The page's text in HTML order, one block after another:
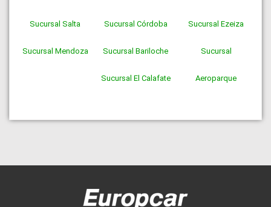
Sucursal Salta
Sucursal Mendoza
Sucursal Córdoba
Sucursal Bariloche
Sucursal El Calafate
Sucursal Ezeiza
Sucursal
Aeroparque